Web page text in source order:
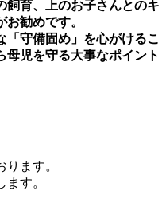
飼育、上のお子さんとのキ
勧めです。
「守備固め」を心がけるこ
母児を守る大事なポイント
ます。
す。